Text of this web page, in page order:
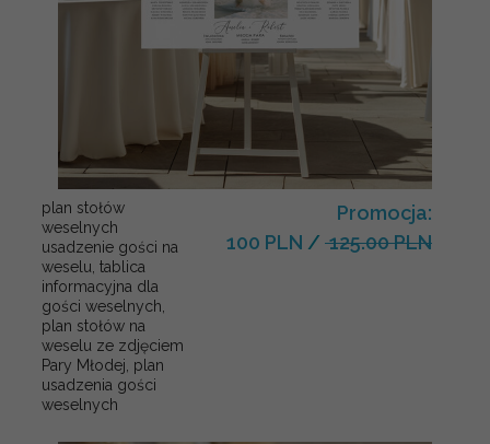
plan stołów
weselnych
usadzenie gości na
weselu, tablica
informacyjna dla
gości weselnych,
plan stołów na
weselu ze zdjęciem
Pary Młodej, plan
usadzenia gości
weselnych
Promocja:
100 PLN / 125.00 PLN